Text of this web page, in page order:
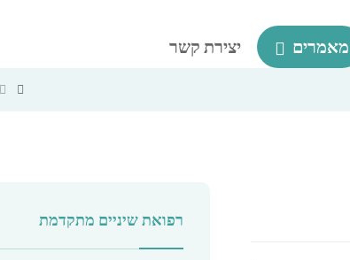
מאמרים יצירת קשר
רפואת שיניים מתקדמת